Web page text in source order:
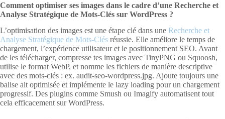
Comment optimiser ses images dans le cadre d’une Recherche et
Analyse Stratégique de Mots-Clés sur WordPress ?
L’optimisation des images est une étape clé dans une Recherche et
Analyse Stratégique de Mots-Clés réussie. Elle améliore le temps de
chargement, l’expérience utilisateur et le positionnement SEO. Avant
de les télécharger, compresse tes images avec TinyPNG ou Squoosh,
utilise le format WebP, et nomme les fichiers de manière descriptive
avec des mots-clés : ex. audit-seo-wordpress.jpg. Ajoute toujours une
balise alt optimisée et implémente le lazy loading pour un chargement
progressif. Des plugins comme Smush ou Imagify automatisent tout
cela efficacement sur WordPress.